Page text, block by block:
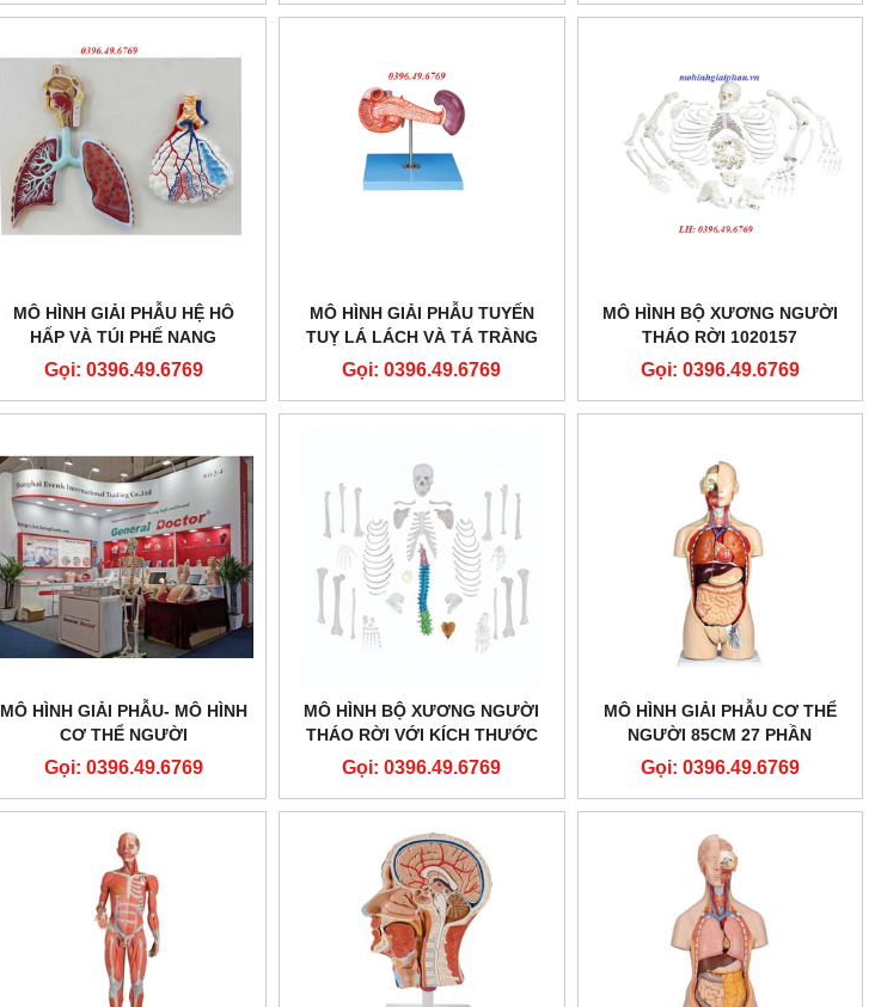
MÔ HÌNH GIẢI PHẪU HỆ HÔ
HẤP VÀ TÚI PHẾ NANG
Gọi: 0396.49.6769
MÔ HÌNH GIẢI PHẪU TUYẾN
TUỴ LÁ LÁCH VÀ TÁ TRÀNG
MODEL GD/A12004
Gọi: 0396.49.6769
MÔ HÌNH BỘ XƯƠNG NGƯỜI
THÁO RỜI 1020157
Gọi: 0396.49.6769
MÔ HÌNH GIẢI PHẪU- MÔ HÌNH
CƠ THỂ NGƯỜI
Gọi: 0396.49.6769
MÔ HÌNH BỘ XƯƠNG NGƯỜI
THÁO RỜI VỚI KÍCH THƯỚC
CHUẨN
Gọi: 0396.49.6769
MÔ HÌNH GIẢI PHẪU CƠ THỂ
NGƯỜI 85CM 27 PHẦN
Gọi: 0396.49.6769